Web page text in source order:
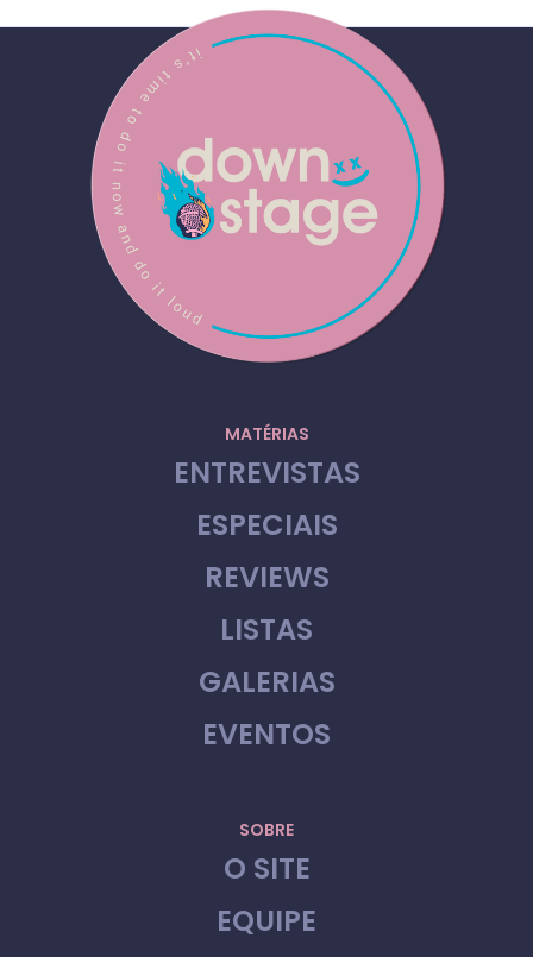
MATÉRIAS
ENTREVISTAS
ESPECIAIS
REVIEWS
LISTAS
GALERIAS
EVENTOS
SOBRE
O SITE
EQUIPE